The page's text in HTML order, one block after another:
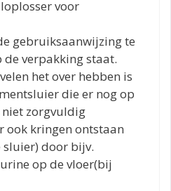
voor
gebruiksaanwijzing te
verpakking staat.
het over hebben is
die er nog op
niet zorgvuldig
ook kringen ontstaan
door bijv.
op de vloer(bij